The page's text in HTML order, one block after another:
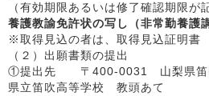
（有効期限あるいは修了確認期限が
養護教諭免許状の写し（非常勤養護
※取得見込の者は、取得見込証明書
（２）出願書類の提出
①提出先 〒400-0031 山梨県笛
県立笛吹高等学校 教頭あて